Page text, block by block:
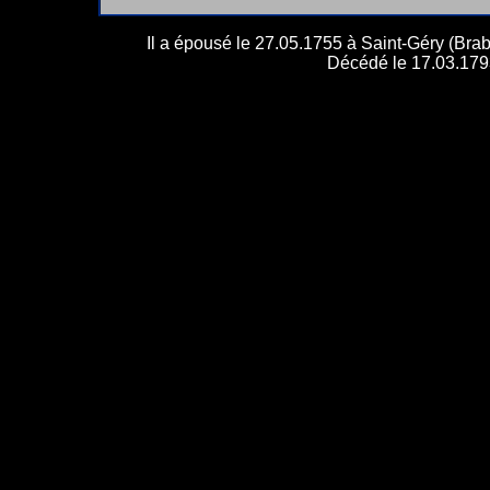
Il a épousé le 27.05.1755 à Saint-Géry
Décédé le